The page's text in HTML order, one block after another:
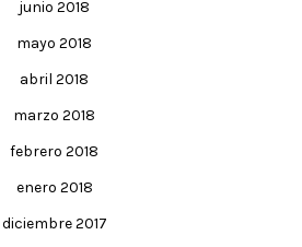
junio 2018
mayo 2018
abril 2018
marzo 2018
febrero 2018
enero 2018
diciembre 2017